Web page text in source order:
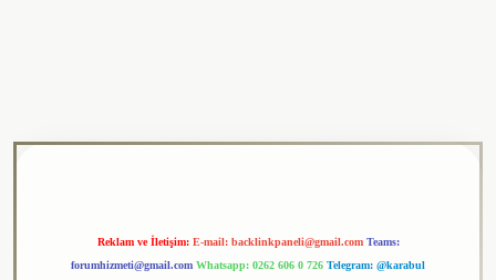
Reklam ve İletişim: E-mail: backlinkpaneli@gmail.com Teams:
forumhizmeti@gmail.com Whatsapp: 0262 606 0 726 Telegram: @karabul